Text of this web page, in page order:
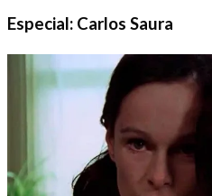
Especial: Carlos Saura